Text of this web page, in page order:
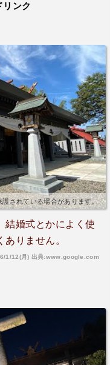
リンク
護されている場合があります。
結婚式とかによく使
りません。
1/12(月) 出典:www.google.com